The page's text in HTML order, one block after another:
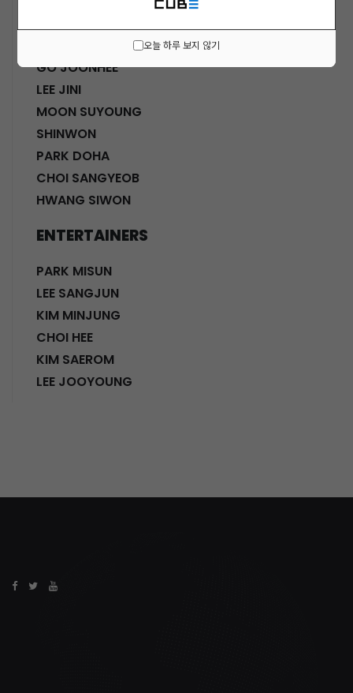
오늘 하루 보지 않기
HWANG SHINHYE
GO JOONHEE
LEE JINI
MOON SUYOUNG
SHINWON
PARK DOHA
CHOI SANGYEOB
HWANG SIWON
ENTERTAINERS
PARK MISUN
LEE SANGJUN
KIM MINJUNG
CHOI HEE
KIM SAEROM
LEE JOOYOUNG